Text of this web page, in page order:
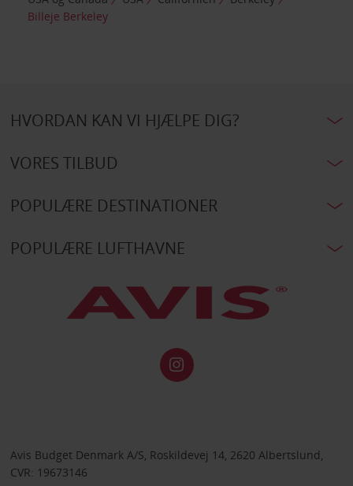
Billeje Berkeley
HVORDAN KAN VI HJÆLPE DIG?
VORES TILBUD
POPULÆRE DESTINATIONER
POPULÆRE LUFTHAVNE
Avis Budget Denmark A/S, Roskildevej 14, 2620 Albertslund,
CVR: 19673146